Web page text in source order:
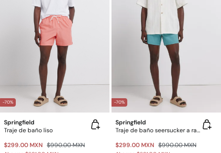
-70%
Springfield
Traje de baño liso
$299.00 MXN $990.00 MXN
-70%
Springfield
Traje de baño seersucker a rayas
$299.00 MXN $990.00 MXN